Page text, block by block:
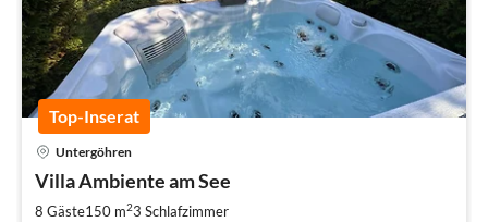
Top-Inserat
Untergöhren
Villa Ambiente am See
8 Gäste150 m23 Schlafzimmer